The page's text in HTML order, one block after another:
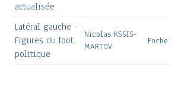
actualisée
Latéral gauche -
Figures du foot
politique
Nicolas KSSIS-
MARTOV
Poche